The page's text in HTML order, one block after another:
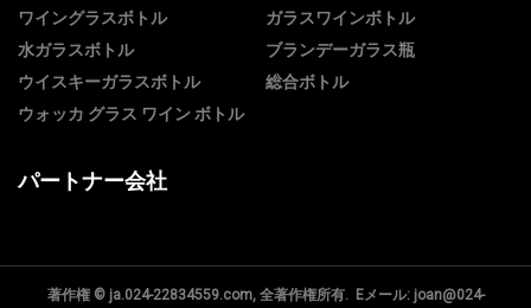
ワイングラスボトル
ガラスワインボトル
水ガラスボトル
ブランデーガラス瓶
ウイスキーガラスボトル
総合ボトル
ウォッカ グラス ワイン ボトル
パートナー会社
著作権 © ja.024-22834559.com, 全著作権所有. Eメール: joan@024-